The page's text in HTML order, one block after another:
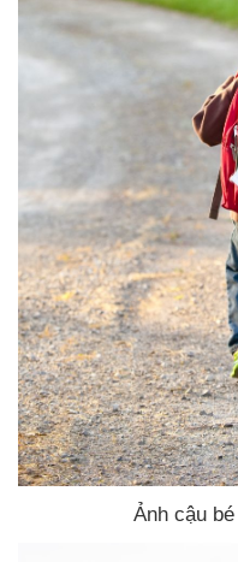
Ảnh cậu